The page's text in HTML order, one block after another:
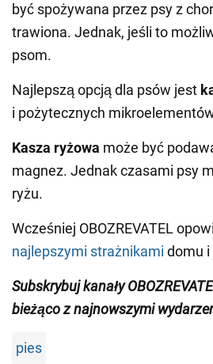
być spożywana przez psy z
trawiona. Jednak, jeśli to
psom.
Najlepszą opcją dla psów jest
i pożytecznych
Kasza ryżowa może być
magnez. Jednak czasami psy
ryżu.
Wcześniej OBOZREVATEL
najlepszymi strażnikami domu i
Subskrybuj kanały
bieżąco z najnowszymi
pies